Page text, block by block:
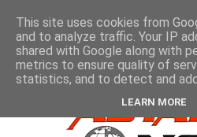
ΑΣΤΑΚΌΣ Όρθρος και Θεία
This site uses cookies from
and to analyze traffic. Your IP
shared with Google along with
metrics to ensure quality of
statistics, and to detect and
LEARN MORE